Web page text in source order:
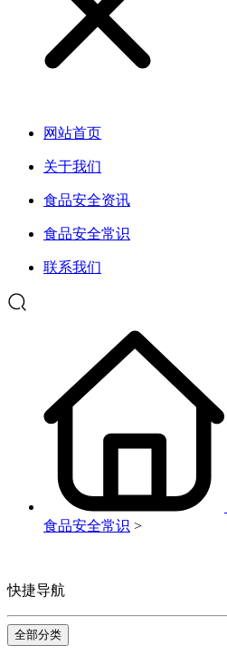
网站首页
关于我们
食品安全资讯
食品安全常识
联系我们
食品安全常识 >
快捷导航
全部分类